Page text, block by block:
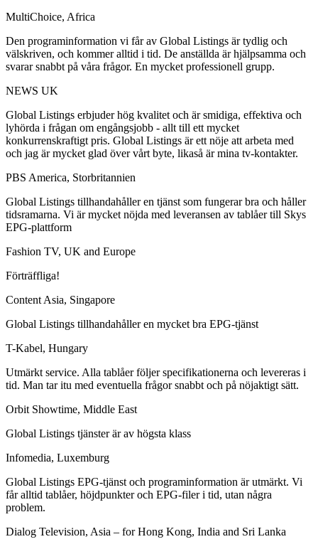
MultiChoice, Africa
Den programinformation vi får av Global Listings är tydlig och
välskriven, och kommer alltid i tid. De anställda är hjälpsamma och
svarar snabbt på våra frågor. En mycket professionell grupp.
NEWS UK
Global Listings erbjuder hög kvalitet och är smidiga, effektiva och
lyhörda i frågan om engångsjobb - allt till ett mycket
konkurrenskraftigt pris. Global Listings är ett nöje att arbeta med
och jag är mycket glad över vårt byte, likaså är mina tv-kontakter.
PBS America, Storbritannien
Global Listings tillhandahåller en tjänst som fungerar bra och håller
tidsramarna. Vi är mycket nöjda med leveransen av tablåer till Skys
EPG-plattform
Fashion TV, UK and Europe
Förträffliga!
Content Asia, Singapore
Global Listings tillhandahåller en mycket bra EPG-tjänst
T-Kabel, Hungary
Utmärkt service. Alla tablåer följer specifikationerna och levereras i
tid. Man tar itu med eventuella frågor snabbt och på nöjaktigt sätt.
Orbit Showtime, Middle East
Global Listings tjänster är av högsta klass
Infomedia, Luxemburg
Global Listings EPG-tjänst och programinformation är utmärkt. Vi
får alltid tablåer, höjdpunkter och EPG-filer i tid, utan några
problem.
Dialog Television, Asia – for Hong Kong, India and Sri Lanka